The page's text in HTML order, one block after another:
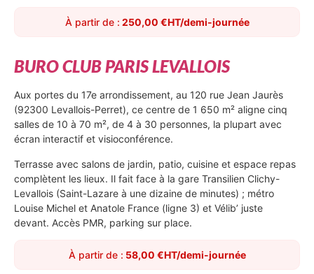
À partir de : 250,00 €HT/demi-journée
BURO CLUB PARIS LEVALLOIS
Aux portes du 17e arrondissement, au 120 rue Jean Jaurès
(92300 Levallois-Perret), ce centre de 1 650 m² aligne cinq
salles de 10 à 70 m², de 4 à 30 personnes, la plupart avec
écran interactif et visioconférence.
Terrasse avec salons de jardin, patio, cuisine et espace repas
complètent les lieux. Il fait face à la gare Transilien Clichy-
Levallois (Saint-Lazare à une dizaine de minutes) ; métro
Louise Michel et Anatole France (ligne 3) et Vélib’ juste
devant. Accès PMR, parking sur place.
À partir de : 58,00 €HT/demi-journée